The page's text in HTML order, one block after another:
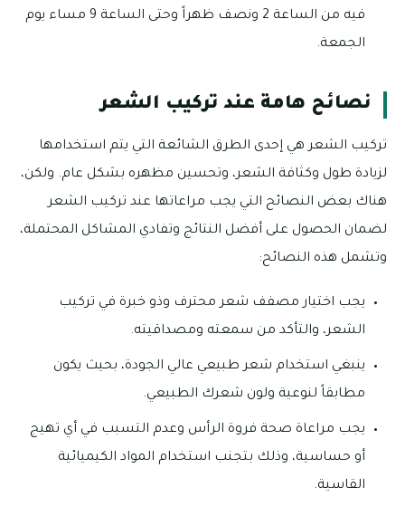
فيه من الساعة 2 ونصف ظهراً وحتى الساعة 9 مساء يوم
الجمعة.
نصائح هامة عند تركيب الشعر
تركيب الشعر هي إحدى الطرق الشائعة التي يتم استخدامها
لزيادة طول وكثافة الشعر، وتحسين مظهره بشكل عام. ولكن،
هناك بعض النصائح التي يجب مراعاتها عند تركيب الشعر
لضمان الحصول على أفضل النتائج وتفادي المشاكل المحتملة،
وتشمل هذه النصائح:
يجب اختيار مصفف شعر محترف وذو خبرة في تركيب
الشعر، والتأكد من سمعته ومصداقيته.
ينبغي استخدام شعر طبيعي عالي الجودة، بحيث يكون
مطابقاً لنوعية ولون شعرك الطبيعي.
يجب مراعاة صحة فروة الرأس وعدم التسبب في أي تهيج
أو حساسية، وذلك بتجنب استخدام المواد الكيميائية
القاسية.